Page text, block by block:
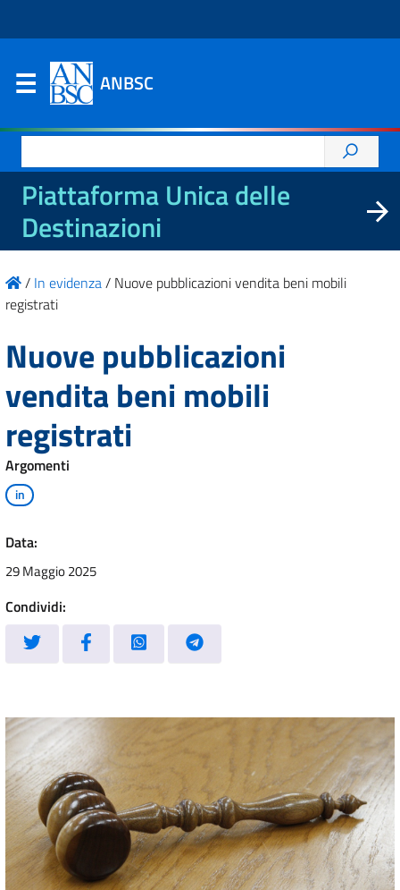
ANBSC
per:
Piattaforma Unica delle
Destinazioni
/ In evidenza/ Nuove pubblicazioni vendita beni mobili
registrati
Nuove pubblicazioni
vendita beni mobili
registrati
Argomenti
in
Data:
29 Maggio 2025
Condividi: